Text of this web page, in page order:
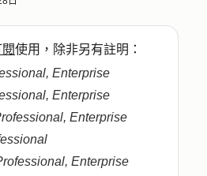
使用，除非另有註明：
Enterprise
Enterprise
Enterprise
Enterprise